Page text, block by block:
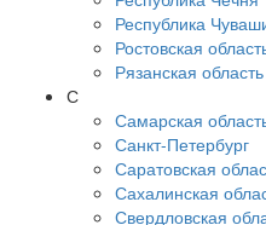
Республика
Ростовская
Рязанская область
С
Самарская
Санкт-Петербург
Саратовская
Сахалинская
Свердловская